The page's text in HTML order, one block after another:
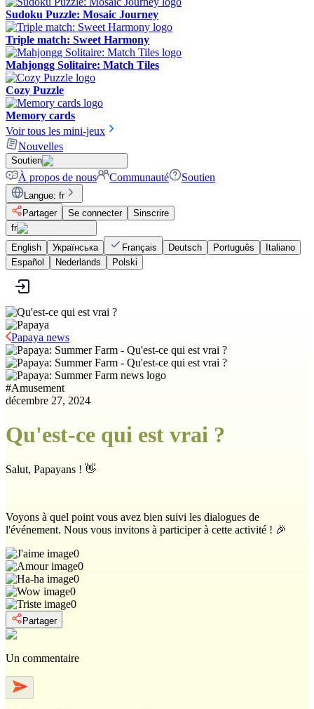
Sudoku Puzzle: Mosaic Journey
Triple match: Sweet Harmony
Mahjongg Solitaire: Match Tiles
Cozy Puzzle
Memory cards
Voir tous les mini-jeux
Nouvelles
Soutien
À propos de nous Communauté Soutien
Langue: fr
Partager
Se connecter
Sinscrire
fr
English
Українська Français Deutsch Português
Italiano
Español
Nederlands Polski
Papaya news
#Amusement
décembre 27, 2024
Qu'est-ce qui est vrai ?
Salut, Papayans ! 👋
Voyons à quel point vous avez bien suivi les dialogues de
l'événement. Nous vous invitons à participer à cette activité ! 🎉
0
0
0
0
0
Partager
Un commentaire